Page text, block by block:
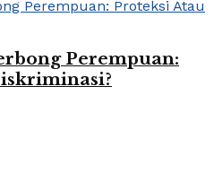
Perempuan: